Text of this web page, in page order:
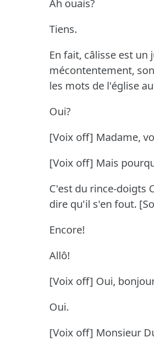
Ah ouais?
Tiens.
En fait, câlisse est
mécontentement,
les mots de l'église
Oui?
[Voix off] Madame,
[Voix off] Mais
C'est du rince-doigts
dire qu'il s'en fout.
Encore!
Allô!
[Voix off] Oui,
Oui.
[Voix off] Monsieur